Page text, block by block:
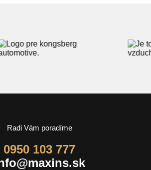
Radi Vám poradíme
0950 103 777